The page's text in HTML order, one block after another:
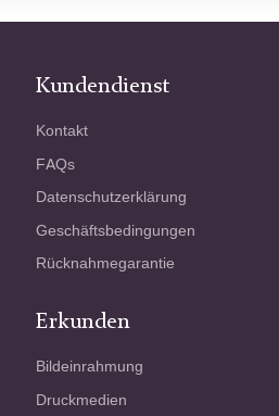
Kundendienst
Kontakt
FAQs
Datenschutzerklärung
Geschäftsbedingungen
Rücknahmegarantie
Erkunden
Bildeinrahmung
Druckmedien